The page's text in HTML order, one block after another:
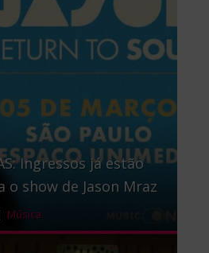
Ingressos já estão
o show de Jason Mraz
Música